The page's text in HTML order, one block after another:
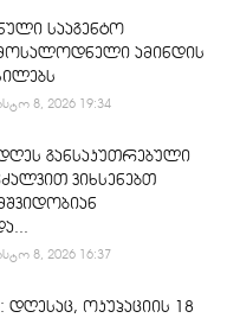
სააგენტო
ამინდის
8, 2026 19:34
განსაკუთრებული
ვიხსენებთ
8, 2026 16:37
დღესაც, ოკუპაციის 18